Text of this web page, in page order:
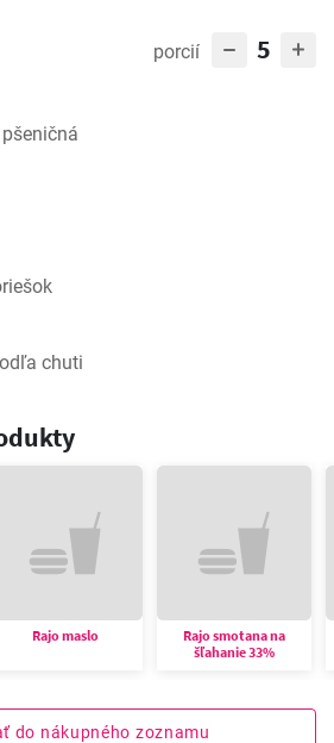
porcií 5
chuti
Rajo maslo
Rajo smotana na
šľahanie 33%
do nákupného zoznamu